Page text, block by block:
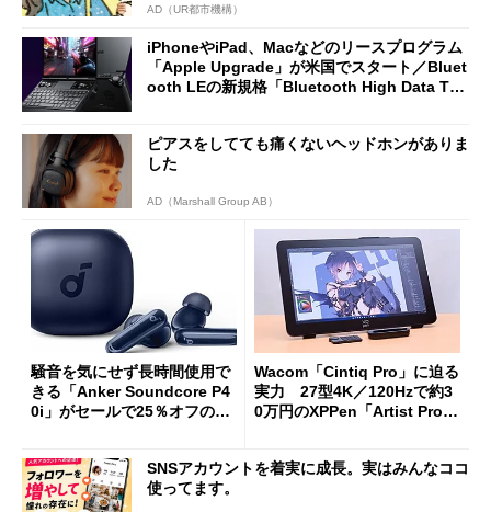
AD（UR都市機構）
iPhoneやiPad、Macなどのリースプログラム
「Apple Upgrade」が米国でスタート／Bluet
ooth LEの新規格「Bluetooth High Data Thr
ピアスをしてても痛くないヘッドホンがありま
した
AD（Marshall Group AB）
騒音を気にせず長時間使用で
きる「Anker Soundcore P4
0i」がセールで25％オフの59
Wacom「Cintiq Pro」に迫る
実力 27型4K／120Hzで約3
0万円のXPPen「Artist Pro 2
SNSアカウントを着実に成長。実はみんなココ
使ってます。